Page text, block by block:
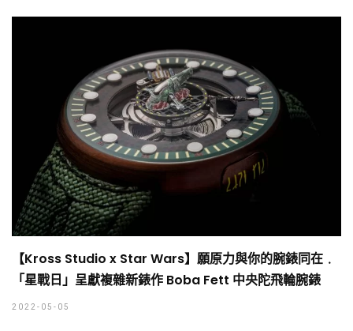
【Kross Studio x Star Wars】願原力與你的腕錶同在﹒
「星戰日」呈獻複雜新錶作 Boba Fett 中央陀飛輪腕錶
2022-05-05